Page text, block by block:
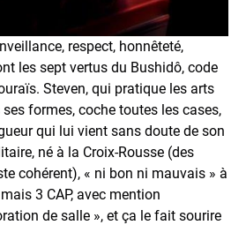
respect, honnêteté,
les sept vertus du Bushidô, code
Steven, qui pratique les arts
formes, coche toutes les cases,
qui lui vient sans doute de son
né à la Croix-Rousse (des
cohérent), « ni bon ni mauvais » à
3 CAP, avec mention
de salle », et ça le fait sourire